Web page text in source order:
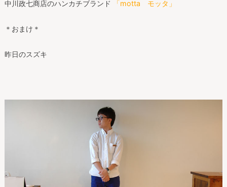
中川政七商店のハンカチブランド 「motta モッタ」
＊おまけ＊
昨日のスズキ